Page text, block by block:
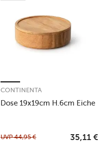
Dose 19x19cm H.6cm Eiche
CONTINENTA
UVP44,95 € 35,11 €